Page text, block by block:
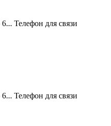
6... Телефон для связи
6... Телефон для связи